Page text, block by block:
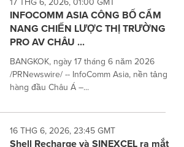
INFOCOMM ASIA CÔNG BỐ CẨM
NANG CHIẾN LƯỢC THỊ TRƯỜNG
PRO AV CHÂU ...
BANGKOK, ngày 17 tháng 6 năm 2026
/PRNewswire/ -- InfoComm Asia, nền tảng
hàng đầu Châu Á –...
16 THG 6, 2026, 23:45 GMT
Shell Recharge và SINEXCEL ra mắt